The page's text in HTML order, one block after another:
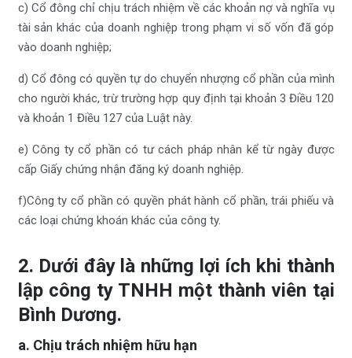
c) Cổ đông chỉ chịu trách nhiệm về các khoản nợ và nghĩa vụ
tài sản khác của doanh nghiệp trong phạm vi số vốn đã góp
vào doanh nghiệp;
d) Cổ đông có quyền tự do chuyển nhượng cổ phần của mình
cho người khác, trừ trường hợp quy định tại khoản 3 Điều 120
và khoản 1 Điều 127 của Luật này.
e) Công ty cổ phần có tư cách pháp nhân kể từ ngày được
cấp Giấy chứng nhận đăng ký doanh nghiệp.
f)Công ty cổ phần có quyền phát hành cổ phần, trái phiếu và
các loại chứng khoán khác của công ty.
2. Dưới đây là những lợi ích khi thành
lập công ty TNHH một thành viên tại
Bình Dương.
a. Chịu trách nhiệm hữu hạn